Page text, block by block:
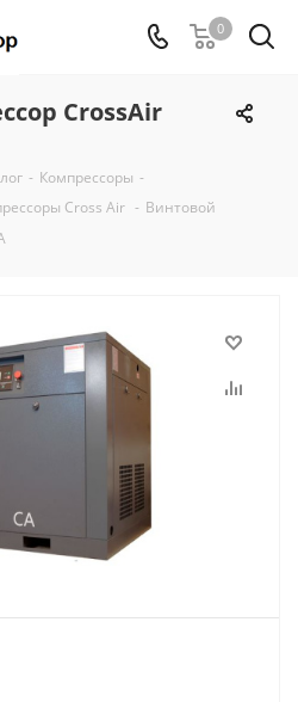
0
CrossAir
- Компрессоры -
Cross Air - Винтовой